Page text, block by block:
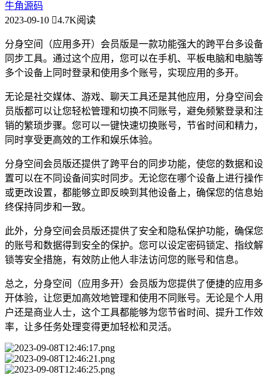
牛角源码
2023-09-10
4.7K阅读
分身空间（应用多开）会员版是一款功能强大的跨平台多设备
同步工具。通过这个应用，您可以在手机、平板电脑和电脑等
多个设备上同时登录和使用多个账号，实现应用的多开。
无论是社交媒体、游戏、聊天工具还是其他应用，分身空间会
员版都可以让您轻松管理和切换不同账号，避免频繁登录和注
销的繁琐步骤。您可以一键快速切换账号，节省时间和精力，
同时享受更高效的工作和娱乐体验。
分身空间会员版还提供了跨平台的同步功能，使您的数据和设
置可以在不同设备间实时同步。无论您在哪个设备上进行操作
或更改设置，都能够立即反映到其他设备上，确保您的信息始
终保持同步和一致。
此外，分身空间会员版还提供了安全和隐私保护功能，确保您
的账号和数据得到安全的保护。您可以设定密码锁定、指纹解
锁等安全措施，有效防止他人非法访问您的账号和信息。
总之，分身空间（应用多开）会员版为您提供了便捷的应用多
开体验，让您更加高效地管理和使用不同账号。无论是个人用
户还是商业人士，这个工具都能够为您节省时间、提升工作效
率，让多任务处理变得更加轻松和灵活。